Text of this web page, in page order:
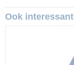
Ook interessant